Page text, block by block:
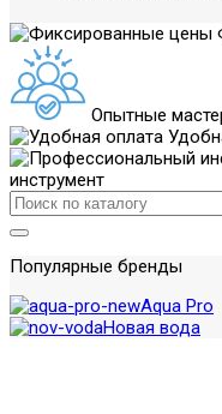
Опытные
инструмент
Популярные бренды
Aqua Pro
Новая вода